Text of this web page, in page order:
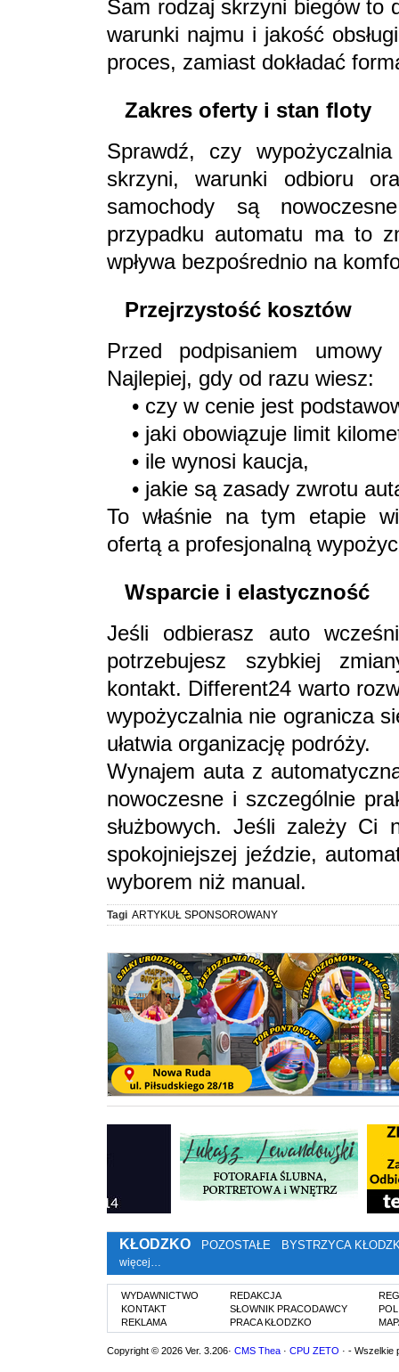
Sam rodzaj skrzyni biegów to
warunki najmu i jakość
proces, zamiast dokładać
Zakres oferty i stan floty
Sprawdź, czy
skrzyni, warunki odbioru
samochody są
przypadku automatu ma to
wpływa bezpośrednio na
Przejrzystość kosztów
Przed podpisaniem
Najlepiej, gdy od razu wiesz:
• czy w cenie jest
• jaki obowiązuje limit
• ile wynosi kaucja,
• jakie są zasady zwrotu
To właśnie na tym etapie
ofertą a profesjonalną
Wsparcie i elastyczność
Jeśli odbierasz auto
potrzebujesz szybkiej
kontakt. Different24 warto
wypożyczalnia nie ogranicza
ułatwia organizację podróży.
Wynajem auta z
nowoczesne i szczególnie
służbowych. Jeśli zależy Ci
spokojniejszej jeździe,
wyborem niż manual.
Tagi ARTYKUŁ SPONSOROWANY
KŁODZKO POZOSTAŁE BYSTRZYCA
więcej…
WYDAWNICTWO
KONTAKT
REKLAMA
REDAKCJA
SŁOWNIK PRACODAWCY
PRACA KŁODZKO
Copyright © 2026 Ver. 3.206· CMS Thea · CPU ZETO · - Wszelkie